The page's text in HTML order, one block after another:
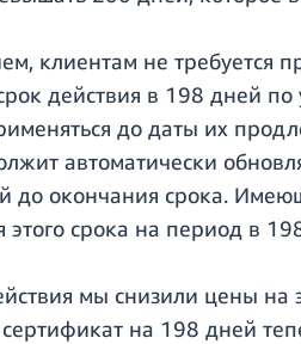
клиентам не
действия в 198 дней
до даты их
автоматически
до окончания срока.
этого срока на период в
мы снизили цены
на 198 дней